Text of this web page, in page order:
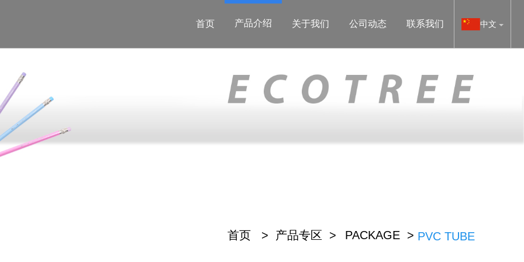
首页 产品介绍 关于我们 公司动态 联系我们 中文
首页 > 产品专区 > PACKAGE > PVC TUBE